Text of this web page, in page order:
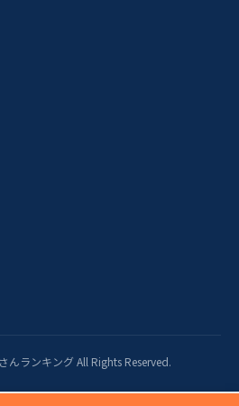
んランキング All Rights Reserved.